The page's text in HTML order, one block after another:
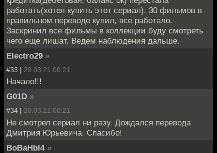
работать(хотел купить этот сериал). 30 фильмов в
правильном переводе купил, все работало.
Заскринил все фильмы в коллекции буду смотреть
чего еще лишат. Ведем наблюдения дальше.
Electro29 »
#33 | 20.03.21 00:21
Начало!!!
G01D »
#34 | 20.03.21 00:21
Не смотрел сериал ни разу. Дождался перевода
Дмитрия Юрьевича. Спасибо!
BoBaHbl4 »